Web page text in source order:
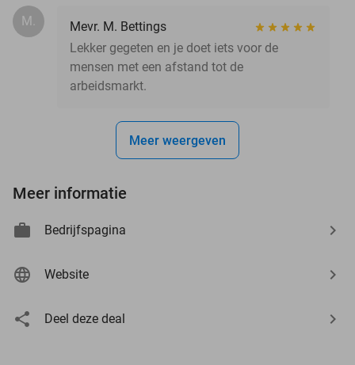
M.
Mevr. M. Bettings
Lekker gegeten en je doet iets voor de
mensen met een afstand tot de
arbeidsmarkt.
Meer weergeven
Meer informatie
Bedrijfspagina
Website
Deel deze deal